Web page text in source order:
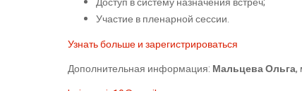
Участие в пленарной сессии.
Узнать больше и зарегистрироваться
Дополнительная информация: Мальцева Ольга,